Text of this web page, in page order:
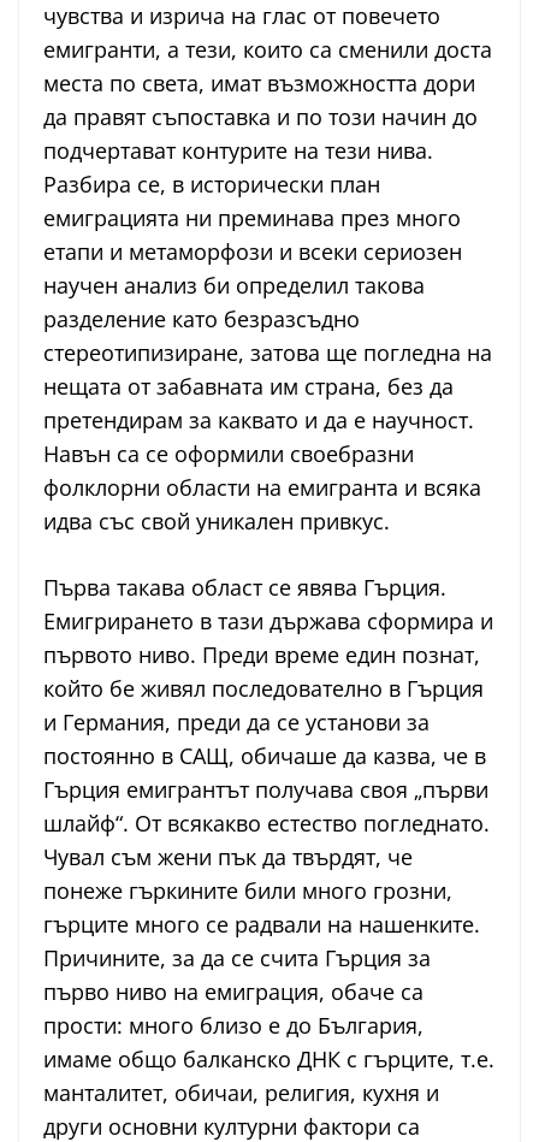
чувства и изрича на глас от повечето
емигранти, а тези, които са сменили доста
места по света, имат възможността дори
да правят съпоставка и по този начин до
подчертават контурите на тези нива.
Разбира се, в исторически план
емиграцията ни преминава през много
етапи и метаморфози и всеки сериозен
научен анализ би определил такова
разделение като безразсъдно
стереотипизиране, затова ще погледна на
нещата от забавната им страна, без да
претендирам за каквато и да е научност.
Навън са се оформили своебразни
фолклорни области на емигранта и всяка
идва със свой уникален привкус.
Първа такава област се явява Гърция.
Емигрирането в тази държава сформира и
първото ниво. Преди време един познат,
който бе живял последователно в Гърция
и Германия, преди да се установи за
постоянно в САЩ, обичаше да казва, че в
Гърция емигрантът получава своя „първи
шлайф“. От всякакво естество погледнато.
Чувал съм жени пък да твърдят, че
понеже гъркините били много грозни,
гърците много се радвали на нашенките.
Причините, за да се счита Гърция за
първо ниво на емиграция, обаче са
прости: много близо е до България,
имаме общо балканско ДНК с гърците, т.е.
манталитет, обичаи, религия, кухня и
други основни културни фактори са